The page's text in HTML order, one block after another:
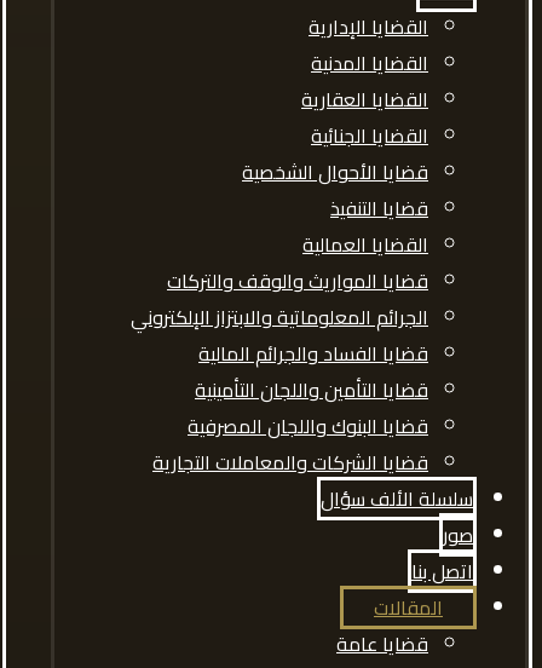
القضايا الإدارية
القضايا المدنية
القضايا العقارية
القضايا الجنائية
قضايا الأحوال الشخصية
قضايا التنفيذ
القضايا العمالية
قضايا المواريث والوقف والتركات
الجرائم المعلوماتية والابتزاز الإلكتروني
قضايا الفساد والجرائم المالية
قضايا التأمين واللجان التأمينية
قضايا البنوك واللجان المصرفية
قضايا الشركات والمعاملات التجارية
سلسلة الألف سؤال
صور
اتصل بنا
المقالات
قضايا عامة